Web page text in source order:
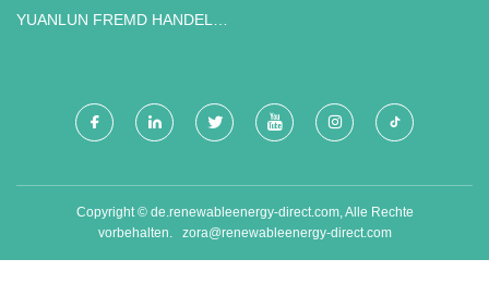
YUANLUN FREMD HANDEL
Copyright © de.renewableenergy-direct.com, Alle Rechte
vorbehalten. zora@renewableenergy-direct.com